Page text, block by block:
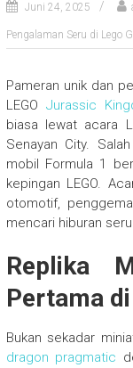
Juni 24, 2025
Pengalaman Seru di Lego
Pameran unik dan
LEGO Jurassic
biasa lewat acara
Senayan City.
mobil Formula 1
kepingan LEGO.
otomotif,
mencari hiburan
Replika
Pertama
Bukan sekadar
dragon pragmatic